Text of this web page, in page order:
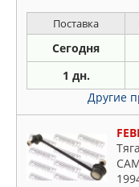
Поставка
Сегодня
1 дн.
Другие